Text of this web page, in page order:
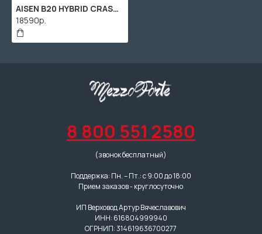
AISEN B20 HYBRID CRASH 18' тарелка типа Крэш
18590р.
8 800 551 2580
(звонок бесплатный)
Поддержка: Пн. – Пт.: с 9:00 до 18:00
Прием заказов - круглосуточно
ИП Верховод Артур Вячеславович
ИНН: 616804999940
ОГРНИП: 314619636700277